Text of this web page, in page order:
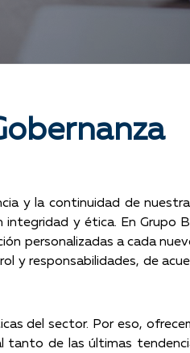
y la continuidad de
y ética. En Grupo
personalizadas a cada
y responsabilidades, de
del sector. Por eso,
de las últimas